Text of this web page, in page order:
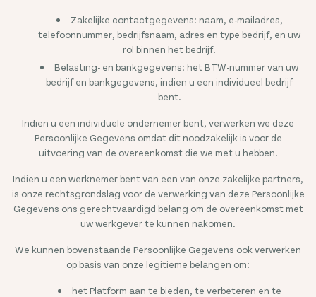
Zakelijke contactgegevens: naam, e-mailadres,
telefoonnummer, bedrijfsnaam, adres en type bedrijf, en uw
rol binnen het bedrijf.
Belasting- en bankgegevens: het BTW-nummer van uw
bedrijf en bankgegevens, indien u een individueel bedrijf
bent.
Indien u een individuele ondernemer bent, verwerken we deze
Persoonlijke Gegevens omdat dit noodzakelijk is voor de
uitvoering van de overeenkomst die we met u hebben.
Indien u een werknemer bent van een van onze zakelijke partners,
is onze rechtsgrondslag voor de verwerking van deze Persoonlijke
Gegevens ons gerechtvaardigd belang om de overeenkomst met
uw werkgever te kunnen nakomen.
We kunnen bovenstaande Persoonlijke Gegevens ook verwerken
op basis van onze legitieme belangen om:
het Platform aan te bieden, te verbeteren en te